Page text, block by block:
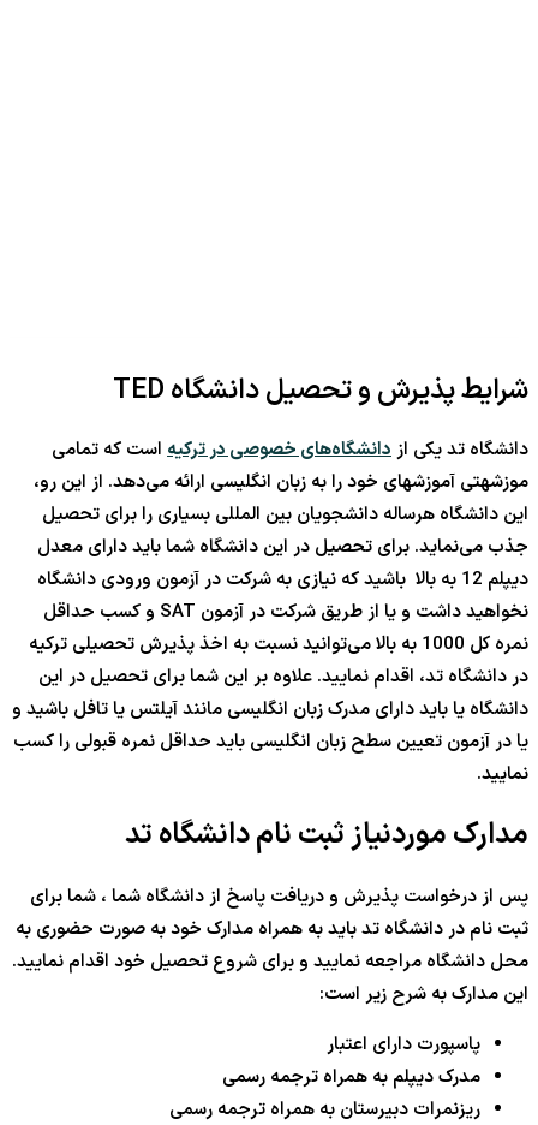
شرایط پذیرش و تحصیل دانشگاه TED
دانشگاه تد یکی ازدانشگاه‌های خصوصی در ترکیه است که تمامی
موزشهتی آموزشهای خود را به زبان انگلیسی ارائه می‌دهد. از این رو،
این دانشگاه هرساله دانشجویان بین المللی بسیاری را برای تحصیل
جذب می‌نماید. برای تحصیل در این دانشگاه شما باید دارای معدل
دیپلم 12 به بالا باشید که نیازی به شرکت در آزمون ورودی دانشگاه
نخواهید داشت و یا از طریق شرکت در آزمون SAT و کسب حداقل
نمره کل 1000 به بالا می‌توانید نسبت به اخذ پذیرش تحصیلی ترکیه
در دانشگاه تد، اقدام نمایید. علاوه بر این شما برای تحصیل در این
دانشگاه یا باید دارای مدرک زبان انگلیسی مانند آیلتس یا تافل باشید و
یا در آزمون تعیین سطح زبان انگلیسی باید حداقل نمره قبولی را کسب
نمایید.
مدارک موردنیاز ثبت نام دانشگاه تد
پس از درخواست پذیرش و دریافت پاسخ از دانشگاه شما ، شما برای
ثبت نام در دانشگاه تد باید به همراه مدارک خود به صورت حضوری به
محل دانشگاه مراجعه نمایید و برای شروع تحصیل خود اقدام نمایید.
این مدارک به شرح زیر است:
پاسپورت دارای اعتبار
مدرک دیپلم به همراه ترجمه رسمی
ریزنمرات دبیرستان به همراه ترجمه رسمی